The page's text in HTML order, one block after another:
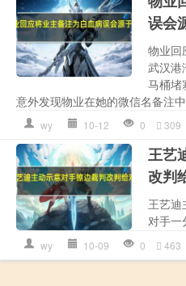
误会
物业回
武汉港
马桶堵
意外发现物业在她的微信名备注
wy 10-12 0 309
王艺
改判
王艺迪
对手一
wy 10-09 0 463